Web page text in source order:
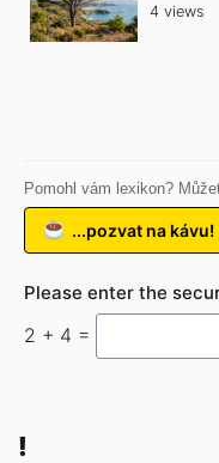
4 views
Pomohl vám lexikon?
...pozvat na kávu!
Please enter the
2 + 4 =
!